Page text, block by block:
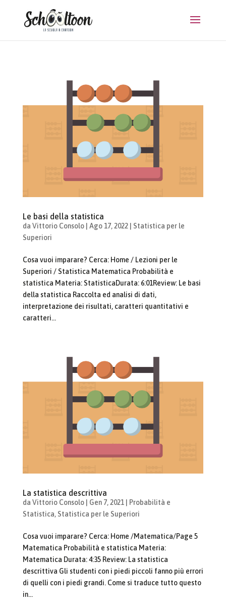
Le basi della statistica
da Vittorio Consolo| Ago 17, 2022| Statistica per le
Superiori
Cosa vuoi imparare? Cerca: Home / Lezioni per le
Superiori / Statistica Matematica Probabilità e
statistica Materia: StatisticaDurata: 6:01Review: Le basi
della statistica Raccolta ed analisi di dati,
interpretazione dei risultati, caratteri quantitativi e
caratteri...
La statistica descrittiva
da Vittorio Consolo| Gen 7, 2021|
Probabilità e
Statistica, Statistica per le Superiori
Cosa vuoi imparare? Cerca: Home /Matematica/Page 5
Matematica Probabilità e statistica Materia:
Matematica Durata: 4:35 Review: La statistica
descrittiva Gli studenti con i piedi piccoli fanno più errori
di quelli con i piedi grandi. Come si traduce tutto questo
in...